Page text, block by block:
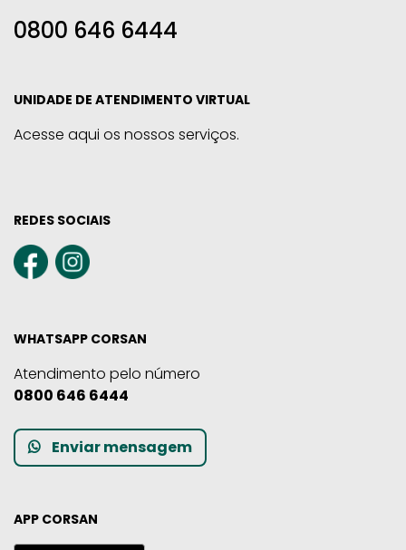
0800 646 6444
UNIDADE DE ATENDIMENTO VIRTUAL
Acesse aqui os nossos serviços.
REDES SOCIAIS
WHATSAPP CORSAN
Atendimento pelo número
0800 646 6444
Enviar mensagem
APP CORSAN